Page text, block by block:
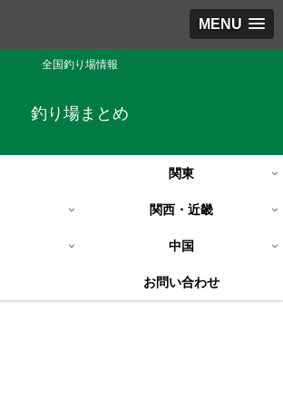
MENU
全国釣り場情報
釣り場まとめ
関東
関西・近畿
中国
お問い合わせ